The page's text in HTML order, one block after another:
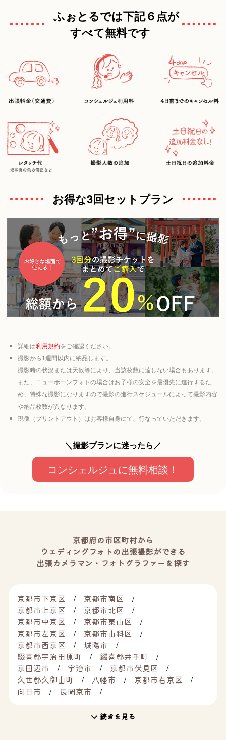
ふぉとるでは下記６点が
すべて無料です
お得な3回セットプラン
詳細は利用規約をご確認ください。
撮影から1週間以内に納品します。
撮影時の状況または天候等により、当該枚数に達しない場合もあります。
また、ニューボーンフォトの場合はお子様の安全を最優先に進行するた
め、特殊な撮影になりますので撮影の進行スケジュールによって撮影内容
や納品枚数が異なります。
現像（プリントアウト）はお客様自身にて、行なっていただきます。
＼撮影プランに迷ったら／
コンシェルジュに無料相談！
京都府の市区町村から
ウェディングフォトの出張撮影ができる
出張カメラマン・フォトグラファーを探す
京都市下京区
京都市南区
京都市上京区
京都市北区
京都市中京区
京都市東山区
京都市左京区
京都市山科区
京都市西京区
城陽市
綴喜郡宇治田原町
綴喜郡井手町
京田辺市
宇治市
京都市伏見区
久世郡久御山町
八幡市
京都市右京区
向日市
長岡京市
続きを見る